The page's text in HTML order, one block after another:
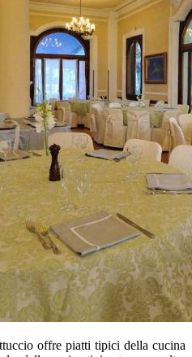
offre piatti tipici della cucina